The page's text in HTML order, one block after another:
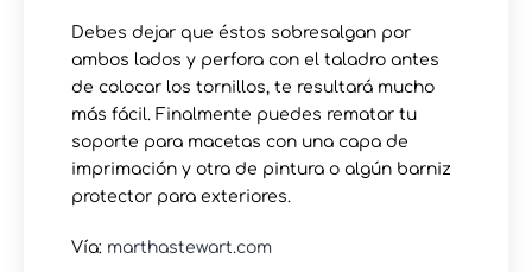
Debes dejar que éstos sobresalgan por
ambos lados y perfora con el taladro antes
de colocar los tornillos, te resultará mucho
más fácil. Finalmente puedes rematar tu
soporte para macetas con una capa de
imprimación y otra de pintura o algún barniz
protector para exteriores.
Vía: marthastewart.com